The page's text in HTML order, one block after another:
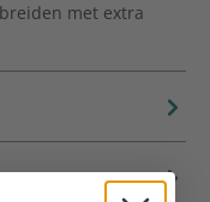
met extra